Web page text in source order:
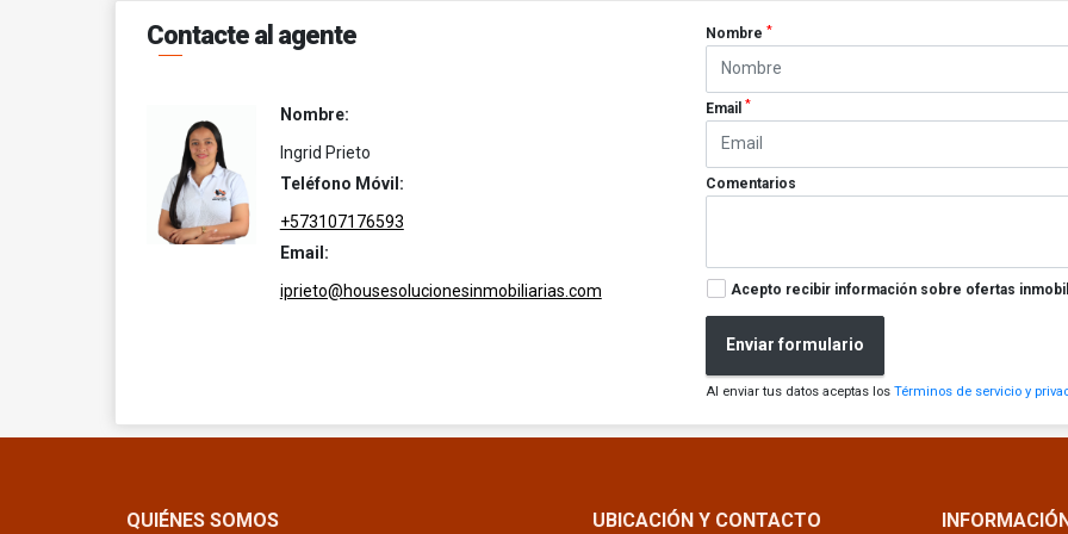
Contacte al agente
Nombre:
Ingrid Prieto
Teléfono Móvil:
+573107176593
Email:
iprieto@housesolucionesinmobiliarias.com
Nombre*
Email*
Comentarios
Acepto recibir información sobre ofertas
Enviar formulario
Al enviar tus datos aceptas losTérminos de servicio y
QUIÉNES SOMOS UBICACIÓN Y CONTACTO